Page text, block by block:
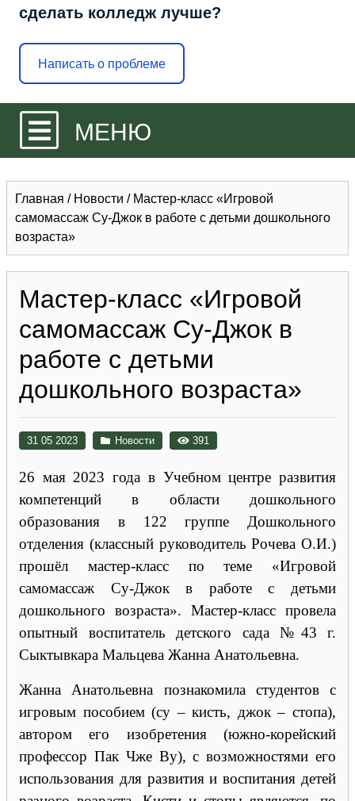
сделать колледж лучше?
Написать о проблеме
МЕНЮ
Главная / Новости / Мастер-класс «Игровой
самомассаж Су-Джок в работе с детьми дошкольного
возраста»
Мастер-класс «Игровой
самомассаж Су-Джок в
работе с детьми
дошкольного возраста»
31 05 2023 Новости 391
26 мая 2023 года в Учебном центре развития
компетенций в области дошкольного
образования в 122 группе Дошкольного
отделения (классный руководитель Рочева О.И.)
прошёл мастер-класс по теме «Игровой
самомассаж Су-Джок в работе с детьми
дошкольного возраста». Мастер-класс провела
опытный воспитатель детского сада №43 г.
Сыктывкара Мальцева Жанна Анатольевна.
Жанна Анатольевна познакомила студентов с
игровым пособием (су – кисть, джок – стопа),
автором его изобретения (южно-корейский
профессор Пак Чже Ву), с возможностями его
использования для развития и воспитания детей